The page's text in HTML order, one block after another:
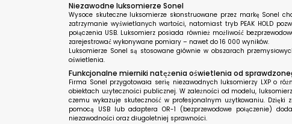
Niezawodne luksomierze Sonel
Wysoce skuteczne luksomierze skonstruowane przez markę Sonel
zatrzymanie wyświetlanych wartości, natomiast tryb PEAK HOLD
połączenia USB. Luksomierz posiada również możliwość
zarejestrować wykonywane pomiary – nawet do 16 000 wyników.
Luksomierze Sonel są stosowane głównie w obszarach
oświetlenia.
Funkcjonalne mierniki natężenia oświetlenia od
Firma Sonel przygotowała serię niezawodnych luksomierzy LXP o
obiektach użyteczności publicznej. W zależności od modelu,
czemu wykazuje skuteczność w profesjonalnym użytkowaniu.
pomocą USB lub adaptera OR-1 (bezprzewodowe połączenie)
niezawodności oraz długoletniej sprawności.